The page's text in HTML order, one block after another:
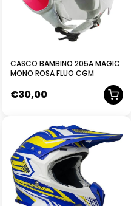
CASCO BAMBINO 205A MAGIC
MONO ROSA FLUO CGM
€30,00